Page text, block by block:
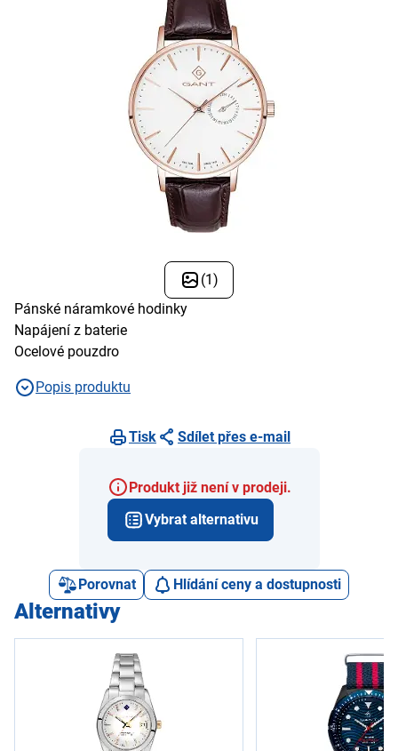
(1)
Pánské náramkové hodinky
Napájení z baterie
Ocelové pouzdro
Popis produktu
Tisk Sdílet přes e-mail
Produkt již není v prodeji.
Vybrat alternativu
Porovnat Hlídání ceny a dostupnosti
Alternativy